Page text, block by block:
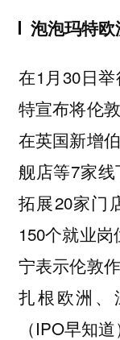
泡泡玛特
在1月30日
特宣布将伦
在英国新增
舰店等7家
拓展20家门
150个就业
宁表示伦敦
扎根欧洲、
（IPO早知道